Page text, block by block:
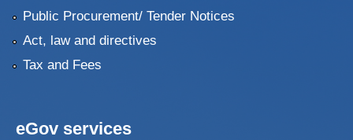
Public Procurement/ Tender Notices
Act, law and directives
Tax and Fees
eGov services